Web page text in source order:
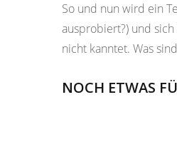
So und nun wird ein
ausprobiert?) und
nicht kanntet. Was
NOCH ETWAS